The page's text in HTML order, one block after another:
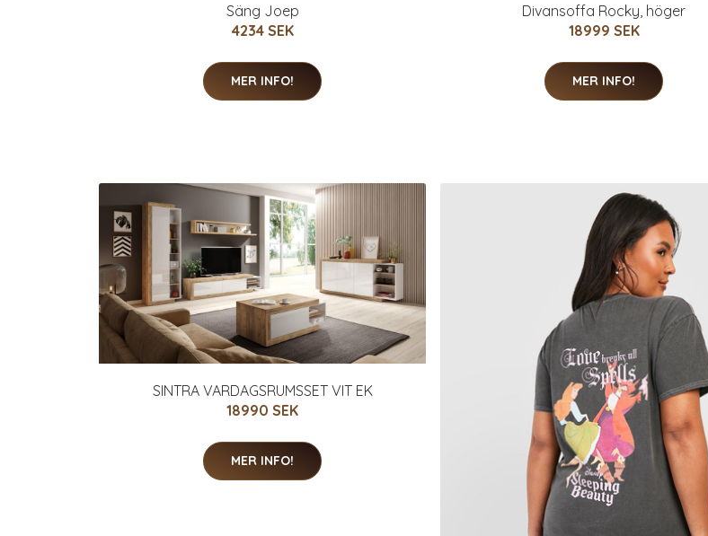
Säng Joep
4234 SEK
MER INFO!
Divansoffa Rocky, höger
18999 SEK
MER INFO!
SINTRA VARDAGSRUMSSET VIT EK
18990 SEK
MER INFO!